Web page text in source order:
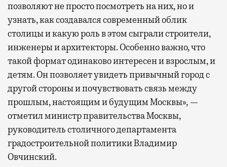
позволяют не просто посмотреть на них, но и
узнать, как создавался современный облик
столицы и какую роль в этом сыграли строители,
инженеры и архитекторы. Особенно важно, что
такой формат одинаково интересен и взрослым, и
детям. Он позволяет увидеть привычный город с
другой стороны и почувствовать связь между
прошлым, настоящим и будущим Москвы», —
отметил министр правительства Москвы,
руководитель столичного департамента
градостроительной политики Владимир
Овчинский.